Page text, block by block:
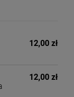
12,00 zł
12,00 zł